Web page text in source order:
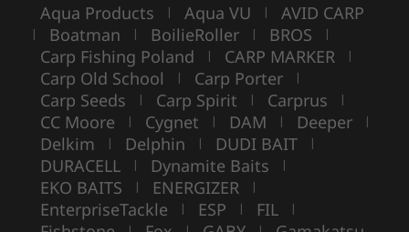
Aqua Products | Aqua VU | AVID CARP
| Boatman | BoilieRoller | BROS |
Carp Fishing Poland | CARP MARKER |
Carp Old School | Carp Porter |
Carp Seeds | Carp Spirit | Carprus |
CC Moore | Cygnet | DAM | Deeper |
Delkim | Delphin | DUDI BAIT |
DURACELL | Dynamite Baits |
EKO BAITS | ENERGIZER |
EnterpriseTackle | ESP | FIL |